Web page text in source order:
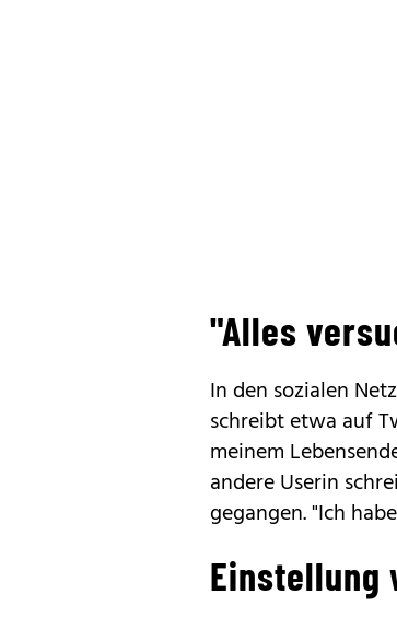
"Alles
In den sozialen
schreibt etwa auf
meinem
andere Userin
gegangen. "Ich
Einstellung